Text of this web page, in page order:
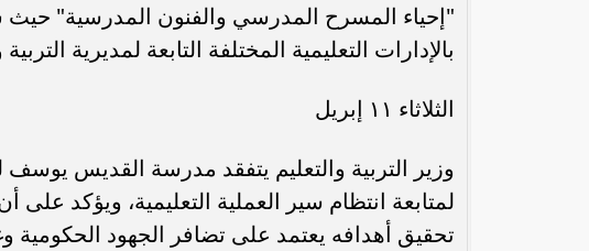
"إحياء المسرح المدرسي والفنون المدرسية"
بالإدارات التعليمية المختلفة التابعة لمديرية
الثلاثاء ١١ إبريل
وزير التربية والتعليم يتفقد مدرسة القديس يوسف
لمتابعة انتظام سير العملية التعليمية، ويؤكد على
تحقيق أهدافه يعتمد على تضافر الجهود الحكومية